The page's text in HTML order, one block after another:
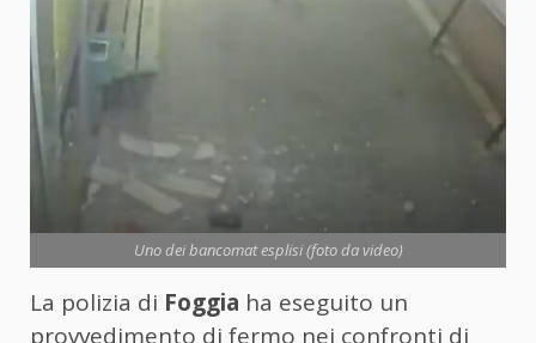
Uno dei bancomat esplisi (foto da video)
La polizia di Foggia ha eseguito un
provvedimento di fermo nei confronti di